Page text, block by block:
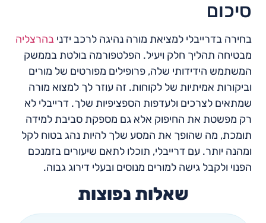
סיכום
בחירה בדרייבלי למציאת מורה נהיגה לרכב ידני בהרצליה
מבטיחה תהליך חלק ויעיל. הפלטפורמה בולטת בממשק
המשתמש הידידותי שלה, פרופילים מפורטים של מורים
וביקורות אמיתיות של לקוחות. זה עוזר לך למצוא מורה
שמתאים לצרכים ולעדפות הספציפיות שלך. דרייבלי לא
רק מפשטת את החיפוק אלא גם מספקת סביבת למידה
תומכת, מה שהופך את המסע שלך להיות נהג בטוח לקל
ומהנה יותר. עם דרייבלי, תוכלו לתאם שיעורים בזמנכם
הפנוי ולקבל גישה למורים מנוסים ובעלי דירוג גבוה.
שאלות נפוצות